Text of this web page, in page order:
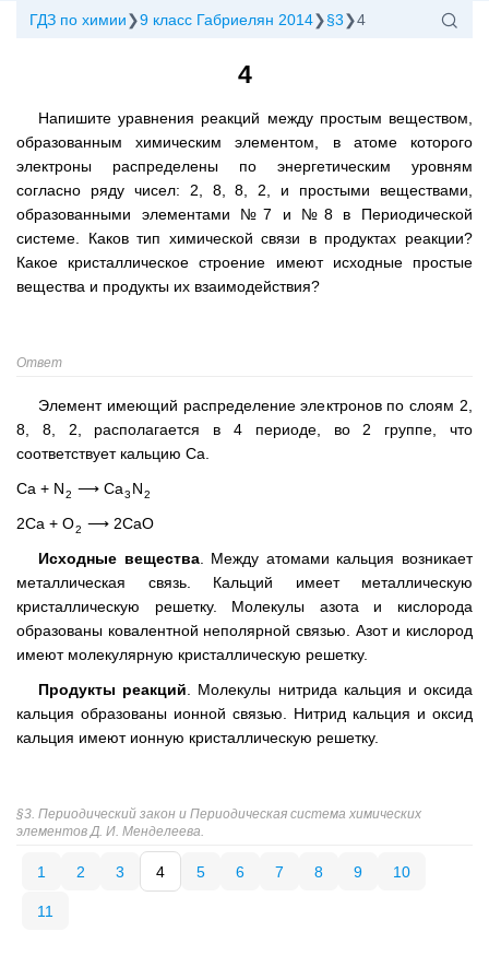
ГДЗ по химии 9 класс Габриелян 2014 §3 4
4
Напишите уравнения реакций между простым веществом,
образованным химическим элементом, в атоме которого
электроны распределены по энергетическим уровням
согласно ряду чисел: 2, 8, 8, 2, и простыми веществами,
образованными элементами №7 и №8 в Периодической
системе. Каков тип химической связи в продуктах реакции?
Какое кристаллическое строение имеют исходные простые
вещества и продукты их взаимодействия?
Ответ
Элемент имеющий распределение электронов по слоям 2,
8, 8, 2, располагается в 4 периоде, во 2 группе, что
соответствует кальцию Ca.
Ca + N2 ⟶ Ca3 N2
2Ca + O2 ⟶ 2CaO
Исходные вещества. Между атомами кальция возникает
металлическая связь. Кальций имеет металлическую
кристаллическую решетку. Молекулы азота и кислорода
образованы ковалентной неполярной связью. Азот и кислород
имеют молекулярную кристаллическую решетку.
Продукты реакций . Молекулы нитрида кальция и оксида
кальция образованы ионной связью. Нитрид кальция и оксид
кальция имеют ионную кристаллическую решетку.
§3. Периодический закон и Периодическая система химических
элементов Д. И. Менделеева.
1 2 3 4 5 6 7 8 9 10
11